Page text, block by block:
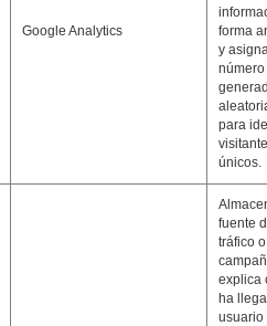
Google Analytics
forma
y
número
para
únicos.
fuente
tráfico
explica
ha
usuario